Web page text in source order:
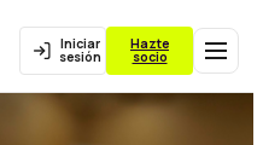
Iniciar
sesión
Hazte
socio